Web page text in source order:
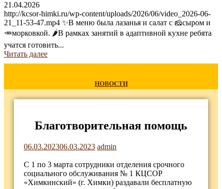
21.04.2026
http://kcsor-himki.ru/wp-content/uploads/2026/06/video_2026-06-
21_11-53-47.mp4 ✨В меню была лазанья и салат с 🧀сыром и
🥕морковкой. 🌶В рамках занятий в адаптивной кухне ребята
учатся готовить...
Читать далее
НОВОСТИ
Благотворительная помощь
06.03.202306.03.2023 admin
С 1 по 3 марта сотрудники отделения срочного
социального обслуживания № 1 КЦСОР
«Химкинский» (г. Химки) раздавали бесплатную